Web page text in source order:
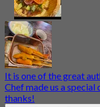
It is one of the great
Chef made us a special
thanks!